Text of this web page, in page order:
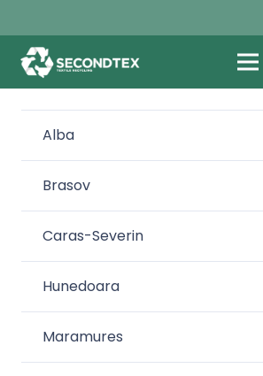
Alba
Brasov
Caras-Severin
Hunedoara
Maramures